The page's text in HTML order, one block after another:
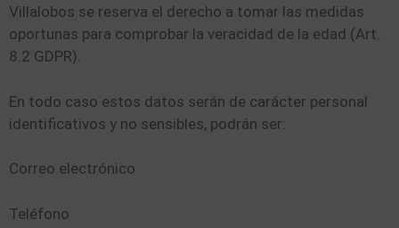
Villalobos se reserva el derecho a tomar las medidas
oportunas para comprobar la veracidad de la edad (Art.
8.2 GDPR).
En todo caso estos datos serán de carácter personal
identificativos y no sensibles, podrán ser:
Correo electrónico
Teléfono